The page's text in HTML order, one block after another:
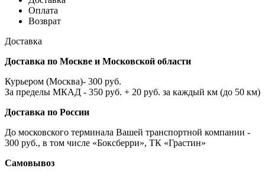
Оплата
Возврат
Доставка
Доставка по Москве и Московской области
Курьером (Москва)- 300 руб.
За пределы МКАД - 350 руб. + 20 руб. за каждый км (до 50 км)
Доставка по России
До московского терминала Вашей транспортной компании -
300 руб., в том числе «Боксберри», ТК «Грастин»
Самовывоз